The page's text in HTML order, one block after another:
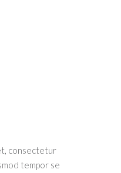
consectetur
tempor se